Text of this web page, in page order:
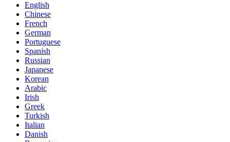
English
Chinese
French
German
Portuguese
Spanish
Russian
Japanese
Korean
Arabic
Irish
Greek
Turkish
Italian
Danish